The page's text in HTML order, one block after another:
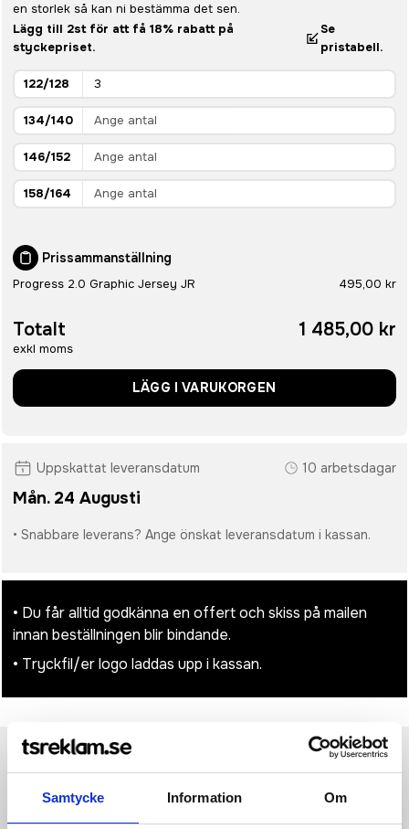
Samtycke Information Om
en storlek så kan ni bestämma det sen.
Lägg till 2st för att få 18% rabatt på
styckepriset.
Se
pristabell.
122/128
134/140
146/152
158/164
Prissammanställning
Progress 2.0 Graphic Jersey JR 495,00 kr
Totalt
exkl moms
1 485,00 kr
LÄGG I VARUKORGEN
Uppskattat leveransdatum 10 arbetsdagar
Mån. 24 Augusti
• Snabbare leverans? Ange önskat leveransdatum i kassan.
• Du får alltid godkänna en offert och skiss på mailen
innan beställningen blir bindande.
• Tryckfil/er logo laddas upp i kassan.
ProduktinformationSpecifikationerPristabellRecensioner (954st)
Progress 2.0 Graphic Jersey är en avancerad matchtröja i ett